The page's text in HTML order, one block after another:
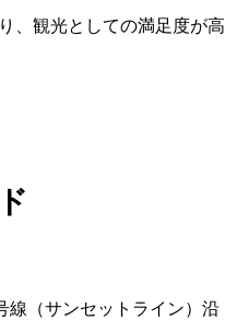
、観光としての満足度が高
線（サンセットライン）沿